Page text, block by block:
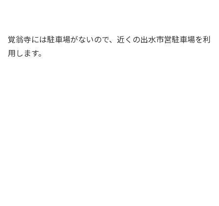
覚翁寺には駐車場がないので、近くの出水市営駐車場を利
用します。